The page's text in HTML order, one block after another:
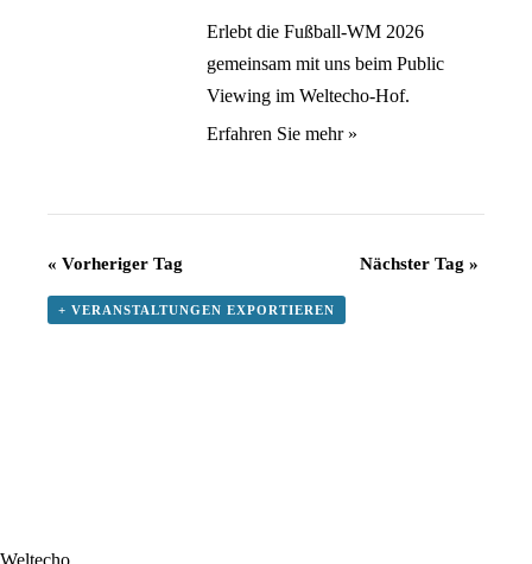
Erlebt die Fußball-WM 2026
gemeinsam mit uns beim Public
Viewing im Weltecho-Hof.
Erfahren Sie mehr »
« Vorheriger Tag Nächster Tag »
+ VERANSTALTUNGEN EXPORTIEREN